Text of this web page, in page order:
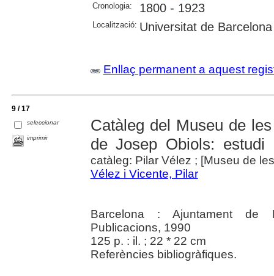
Cronologia: 1800 - 1923
Localització: Universitat de Barcelona
Enllaç permanent a aquest
9 / 17
seleccionar
imprimir
Catàleg del Museu de
de Josep Obiols: estudi
catàleg: Pilar Vélez ; [Museu de
Vélez i Vicente, Pilar
Barcelona : Ajuntament de
Publicacions, 1990
125 p. : il. ; 22 * 22 cm
Referències bibliogràfiques.